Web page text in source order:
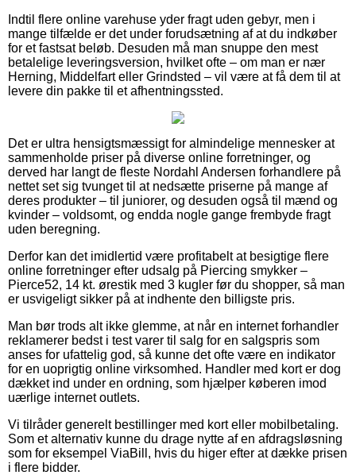
Indtil flere online varehuse yder fragt uden gebyr, men i
mange tilfælde er det under forudsætning af at du indkøber
for et fastsat beløb. Desuden må man snuppe den mest
betalelige leveringsversion, hvilket ofte – om man er nær
Herning, Middelfart eller Grindsted – vil være at få dem til at
levere din pakke til et afhentningssted.
Det er ultra hensigtsmæssigt for almindelige mennesker at
sammenholde priser på diverse online forretninger, og
derved har langt de fleste Nordahl Andersen forhandlere på
nettet set sig tvunget til at nedsætte priserne på mange af
deres produkter – til juniorer, og desuden også til mænd og
kvinder – voldsomt, og endda nogle gange frembyde fragt
uden beregning.
Derfor kan det imidlertid være profitabelt at besigtige flere
online forretninger efter udsalg på Piercing smykker –
Pierce52, 14 kt. ørestik med 3 kugler før du shopper, så man
er usvigeligt sikker på at indhente den billigste pris.
Man bør trods alt ikke glemme, at når en internet forhandler
reklamerer bedst i test varer til salg for en salgspris som
anses for ufattelig god, så kunne det ofte være en indikator
for en uoprigtig online virksomhed. Handler med kort er dog
dækket ind under en ordning, som hjælper køberen imod
uærlige internet outlets.
Vi tilråder generelt bestillinger med kort eller mobilbetaling.
Som et alternativ kunne du drage nytte af en afdragsløsning
som for eksempel ViaBill, hvis du higer efter at dække prisen
i flere bidder.